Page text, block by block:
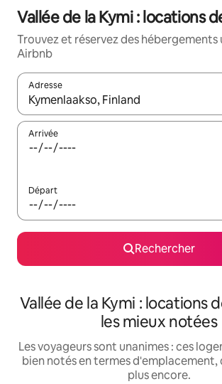
Vallée de la Kymi : locations
Trouvez et réservez des hébergements
Airbnb
Adresse
Lorsque les résultats s'affichent, utilisez
Arrivée
Départ
Rechercher
Vallée de la Kymi : locations
les mieux notées
Les voyageurs sont unanimes : ces
bien notés en termes
plus encore.